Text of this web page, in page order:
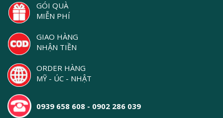
GÓI QUÀ
MIỄN PHÍ
GIAO HÀNG
NHẬN TIỀN
ORDER HÀNG
MỸ - ÚC - NHẬT
0939 658 608 - 0902 286 039